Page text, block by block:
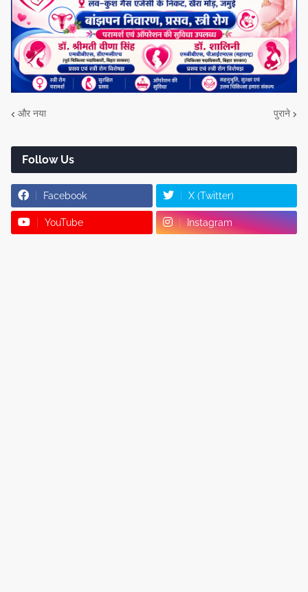
और नया पुराने
Follow Us
Facebook X (Twitter)
YouTube Instagram